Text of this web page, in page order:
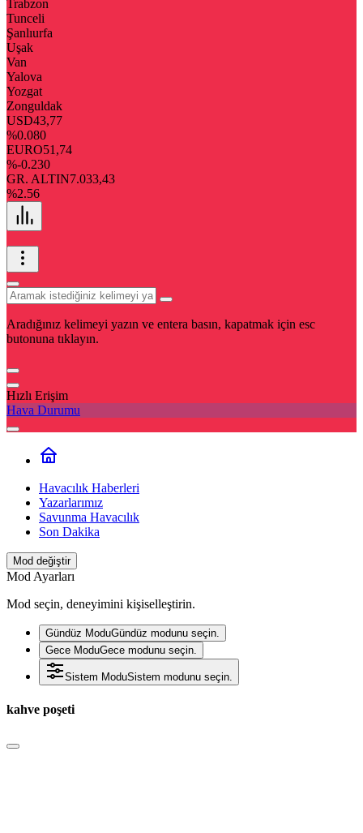
Trabzon
Tunceli
Şanlıurfa
Uşak
Van
Yalova
Yozgat
Zonguldak
USD43,77
%0.080
EURO51,74
%-0.230
GR. ALTIN7.033,43
%2.56
Aradığınız kelimeyi yazın ve entera basın, kapatmak için esc
butonuna tıklayın.
Hızlı Erişim
Hava Durumu
Havacılık Haberleri
Yazarlarımız
Savunma Havacılık
Son Dakika
Mod değiştir
Mod Ayarları
Mod seçin, deneyimini kişiselleştirin.
Gündüz ModuGündüz modunu seçin.
Gece ModuGece modunu seçin.
Sistem ModuSistem modunu seçin.
kahve poşeti